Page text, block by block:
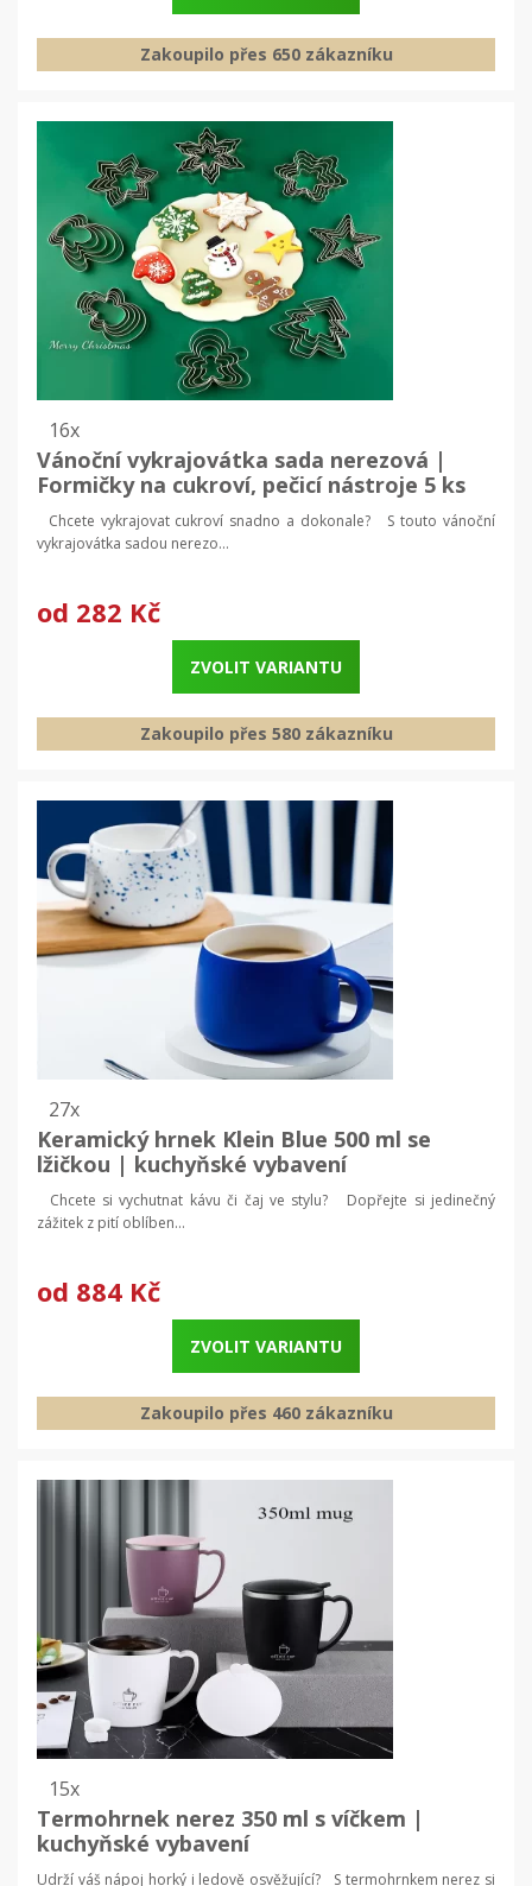
Zakoupilo přes 650 zákazníku
16x
Vánoční vykrajovátka sada nerezová |
Formičky na cukroví, pečicí nástroje 5 ks
Chcete vykrajovat cukroví snadno a dokonale? S touto vánoční
vykrajovátka sadou nerezo...
od 282 Kč
ZVOLIT VARIANTU
Zakoupilo přes 580 zákazníku
27x
Keramický hrnek Klein Blue 500 ml se
lžičkou | kuchyňské vybavení
Chcete si vychutnat kávu či čaj ve stylu? Dopřejte si jedinečný
zážitek z pití oblíben...
od 884 Kč
ZVOLIT VARIANTU
Zakoupilo přes 460 zákazníku
15x
Termohrnek nerez 350 ml s víčkem |
kuchyňské vybavení
Udrží váš nápoj horký i ledově osvěžující? S termohrnkem nerez si